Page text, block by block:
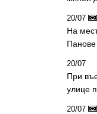
20/07
На
Панове
20/07
При
улице
20/07